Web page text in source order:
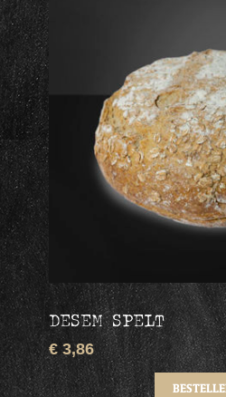
DESEM SPELT
€ 3,86